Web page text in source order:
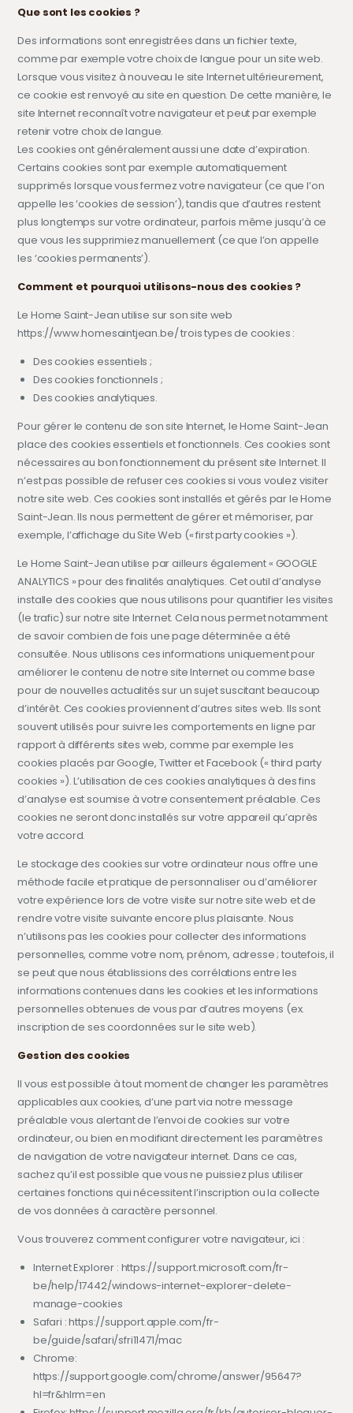
Que sont les cookies ?
Des informations sont enregistrées dans un fichier texte,
comme par exemple votre choix de langue pour un site web.
Lorsque vous visitez à nouveau le site Internet ultérieurement,
ce cookie est renvoyé au site en question. De cette manière, le
site Internet reconnaît votre navigateur et peut par exemple
retenir votre choix de langue.
Les cookies ont généralement aussi une date d’expiration.
Certains cookies sont par exemple automatiquement
supprimés lorsque vous fermez votre navigateur (ce que l’on
appelle les ‘cookies de session’), tandis que d’autres restent
plus longtemps sur votre ordinateur, parfois même jusqu’à ce
que vous les supprimiez manuellement (ce que l’on appelle
les ‘cookies permanents’).
Comment et pourquoi utilisons-nous des cookies ?
Le Home Saint-Jean utilise sur son site web
https://www.homesaintjean.be/ trois types de cookies :
Des cookies essentiels ;
Des cookies fonctionnels ;
Des cookies analytiques.
Pour gérer le contenu de son site Internet, le Home Saint-Jean
place des cookies essentiels et fonctionnels. Ces cookies sont
nécessaires au bon fonctionnement du présent site Internet. Il
n’est pas possible de refuser ces cookies si vous voulez visiter
notre site web. Ces cookies sont installés et gérés par le Home
Saint-Jean. Ils nous permettent de gérer et mémoriser, par
exemple, l’affichage du Site Web (« first party cookies »).
Le Home Saint-Jean utilise par ailleurs également « GOOGLE
ANALYTICS » pour des finalités analytiques. Cet outil d’analyse
installe des cookies que nous utilisons pour quantifier les visites
(le trafic) sur notre site Internet. Cela nous permet notamment
de savoir combien de fois une page déterminée a été
consultée. Nous utilisons ces informations uniquement pour
améliorer le contenu de notre site Internet ou comme base
pour de nouvelles actualités sur un sujet suscitant beaucoup
d’intérêt. Ces cookies proviennent d’autres sites web. Ils sont
souvent utilisés pour suivre les comportements en ligne par
rapport à différents sites web, comme par exemple les
cookies placés par Google, Twitter et Facebook (« third party
cookies »). L’utilisation de ces cookies analytiques à des fins
d’analyse est soumise à votre consentement préalable. Ces
cookies ne seront donc installés sur votre appareil qu’après
votre accord.
Le stockage des cookies sur votre ordinateur nous offre une
méthode facile et pratique de personnaliser ou d’améliorer
votre expérience lors de votre visite sur notre site web et de
rendre votre visite suivante encore plus plaisante. Nous
n’utilisons pas les cookies pour collecter des informations
personnelles, comme votre nom, prénom, adresse ; toutefois, il
se peut que nous établissions des corrélations entre les
informations contenues dans les cookies et les informations
personnelles obtenues de vous par d’autres moyens (ex.
inscription de ses coordonnées sur le site web).
Gestion des cookies
Il vous est possible à tout moment de changer les paramètres
applicables aux cookies, d’une part via notre message
préalable vous alertant de l’envoi de cookies sur votre
ordinateur, ou bien en modifiant directement les paramètres
de navigation de votre navigateur internet. Dans ce cas,
sachez qu’il est possible que vous ne puissiez plus utiliser
certaines fonctions qui nécessitent l’inscription ou la collecte
de vos données à caractère personnel.
Vous trouverez comment configurer votre navigateur, ici :
Internet Explorer : https://support.microsoft.com/fr-
be/help/17442/windows-internet-explorer-delete-
manage-cookies
Safari : https://support.apple.com/fr-
be/guide/safari/sfri11471/mac
Chrome:
https://support.google.com/chrome/answer/95647?
hl=fr&hlrm=en